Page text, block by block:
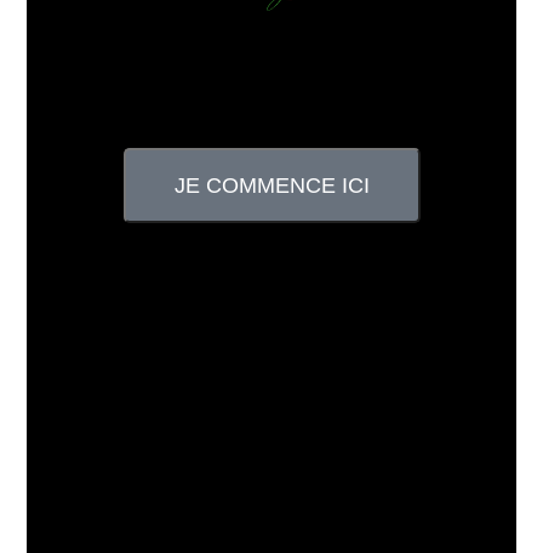
JE COMMENCE ICI